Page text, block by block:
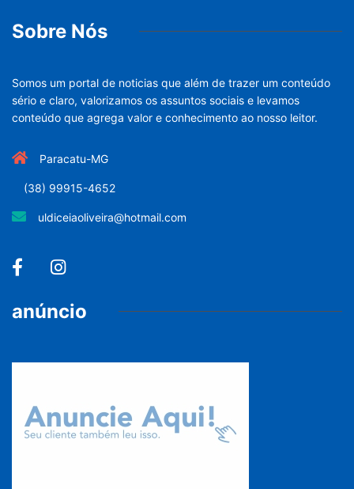
Sobre Nós
Somos um portal de noticias que além de trazer um conteúdo
sério e claro, valorizamos os assuntos sociais e levamos
conteúdo que agrega valor e conhecimento ao nosso leitor.
Paracatu-MG
(38) 99915-4652
uldiceiaoliveira@hotmail.com
anúncio